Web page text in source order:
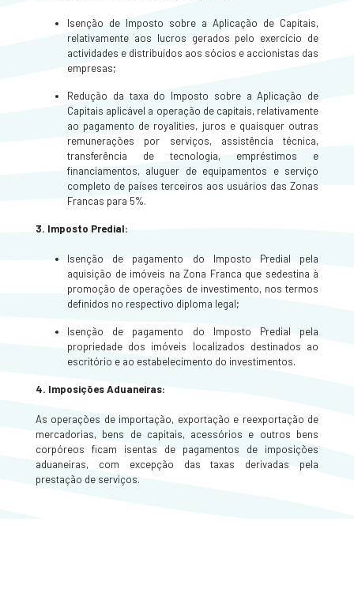
Isenção de Imposto sobre a Aplicação de Capitais,
relativamente aos lucros gerados pelo exercício de
actividades e distribuídos aos sócios e accionistas das
empresas;
Redução da taxa do Imposto sobre a Aplicação de
Capitais aplicável a operação de capitais, relativamente
ao pagamento de royalities, juros e quaisquer outras
remunerações por serviços, assistência técnica,
transferência de tecnologia, empréstimos e
financiamentos, aluguer de equipamentos e serviço
completo de países terceiros aos usuários das Zonas
Francas para 5%.
3. Imposto Predial:
Isenção de pagamento do Imposto Predial pela
aquisição de imóveis na Zona Franca que sedestina à
promoção de operações de investimento, nos termos
definidos no respectivo diploma legal;
Isenção de pagamento do Imposto Predial pela
propriedade dos imóveis localizados destinados ao
escritório e ao estabelecimento do investimentos.
4. Imposições Aduaneiras:
As operações de importação, exportação e reexportação de
mercadorias, bens de capitais, acessórios e outros bens
corpóreos ficam isentas de pagamentos de imposições
aduaneiras, com excepção das taxas derivadas pela
prestação de serviços.